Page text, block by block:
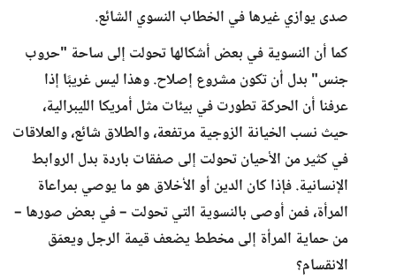
صدى يوازي غيرها في الخطاب النسوي الشائع.
كما أن النسوية في بعض أشكالها تحولت إلى ساحة "حروب
جنس" بدل أن تكون مشروع إصلاح. وهذا ليس غريبًا إذا
عرفنا أن الحركة تطورت في بيئات مثل أمريكا الليبرالية،
حيث نسب الخيانة الزوجية مرتفعة، والطلاق شائع، والعلاقات
في كثير من الأحيان تحولت إلى صفقات باردة بدل الروابط
الإنسانية. فإذا كان الدين أو الأخلاق هو ما يوصي بمراعاة
المرأة، فمن أوصى بالنسوية التي تحولت – في بعض صورها –
من حماية المرأة إلى مخطط يضعف قيمة الرجل ويعمّق
الانقسام؟